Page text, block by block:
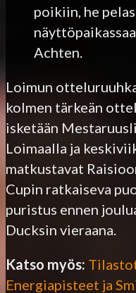
poikiin, he
Achten.
Loimun
kolmen tärkeän
isketään
Loimaalla ja
matkustavat
Cupin ratkaiseva
puristus ennen
Ducksin vieraana.
Katso myös:
Energiapisteet ja